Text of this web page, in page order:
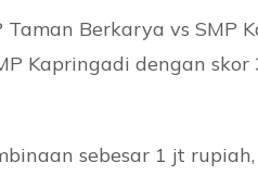
Berkarya vs SMP
Kapringadi dengan skor
sebesar 1 jt